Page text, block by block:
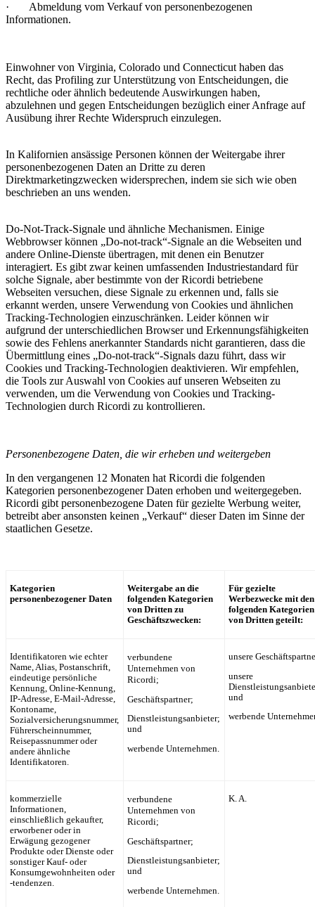
· Abmeldung vom Verkauf von personenbezogenen
Informationen.
Einwohner von Virginia, Colorado und Connecticut haben das
Recht, das Profiling zur Unterstützung von Entscheidungen, die
rechtliche oder ähnlich bedeutende Auswirkungen haben,
abzulehnen und gegen Entscheidungen bezüglich einer Anfrage auf
Ausübung ihrer Rechte Widerspruch einzulegen.
In Kalifornien ansässige Personen können der Weitergabe ihrer
personenbezogenen Daten an Dritte zu deren
Direktmarketingzwecken widersprechen, indem sie sich wie oben
beschrieben an uns wenden.
Do-Not-Track-Signale und ähnliche Mechanismen. Einige
Webbrowser können „Do-not-track“-Signale an die Webseiten und
andere Online-Dienste übertragen, mit denen ein Benutzer
interagiert. Es gibt zwar keinen umfassenden Industriestandard für
solche Signale, aber bestimmte von der Ricordi betriebene
Webseiten versuchen, diese Signale zu erkennen und, falls sie
erkannt werden, unsere Verwendung von Cookies und ähnlichen
Tracking-Technologien einzuschränken. Leider können wir
aufgrund der unterschiedlichen Browser und Erkennungsfähigkeiten
sowie des Fehlens anerkannter Standards nicht garantieren, dass die
Übermittlung eines „Do-not-track“-Signals dazu führt, dass wir
Cookies und Tracking-Technologien deaktivieren. Wir empfehlen,
die Tools zur Auswahl von Cookies auf unseren Webseiten zu
verwenden, um die Verwendung von Cookies und Tracking-
Technologien durch Ricordi zu kontrollieren.
Personenbezogene Daten, die wir erheben und weitergeben
In den vergangenen 12 Monaten hat Ricordi die folgenden
Kategorien personenbezogener Daten erhoben und weitergegeben.
Ricordi gibt personenbezogene Daten für gezielte Werbung weiter,
betreibt aber ansonsten keinen „Verkauf“ dieser Daten im Sinne der
staatlichen Gesetze.
Kategorien
personenbezogener Daten
Weitergabe an die
folgenden Kategorien
von Dritten zu
Geschäftszwecken:
Für gezielte
Werbezwecke mit den
folgenden Kategorien
von Dritten geteilt:
Identifikatoren wie echter
Name, Alias, Postanschrift,
eindeutige persönliche
Kennung, Online-Kennung,
IP-Adresse, E-Mail-Adresse,
Kontoname,
Sozialversicherungsnummer,
Führerscheinnummer,
Reisepassnummer oder
andere ähnliche
Identifikatoren.
verbundene
Unternehmen von
Ricordi;
Geschäftspartner;
Dienstleistungsanbieter;
und
werbende Unternehmen.
unsere
unsere
und
werbende
kommerzielle
Informationen,
einschließlich gekaufter,
erworbener oder in
Erwägung gezogener
Produkte oder Dienste oder
sonstiger Kauf- oder
Konsumgewohnheiten oder
-tendenzen.
verbundene
Unternehmen von
Ricordi;
Geschäftspartner;
Dienstleistungsanbieter;
und
werbende Unternehmen.
K. A.